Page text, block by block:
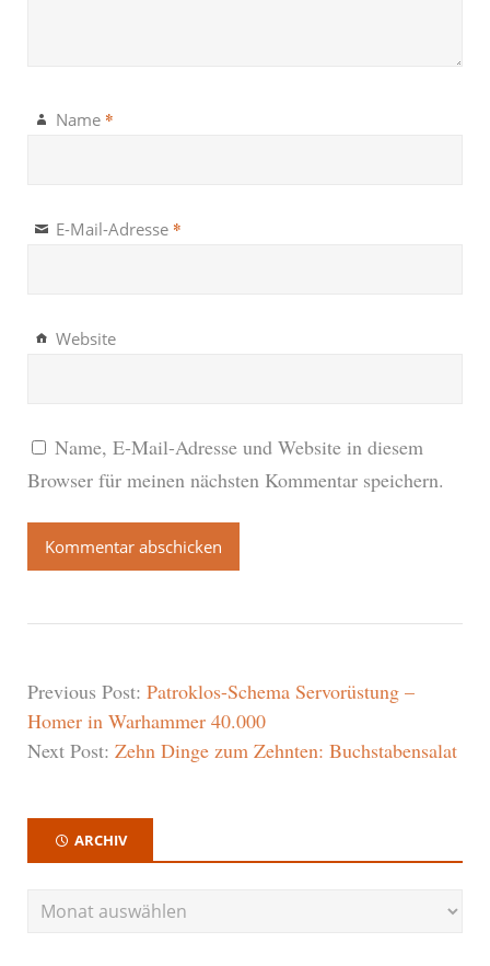
Name *
E-Mail-Adresse *
Website
Name, E-Mail-Adresse und Website in diesem
Browser für meinen nächsten Kommentar speichern.
Previous Post: Patroklos-Schema Servorüstung –
Homer in Warhammer 40.000
Next Post: Zehn Dinge zum Zehnten: Buchstabensalat
ARCHIV